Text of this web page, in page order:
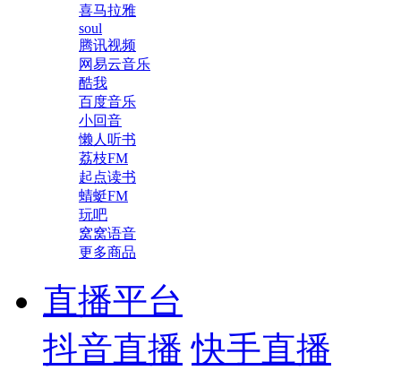
喜马拉雅
soul
腾讯视频
网易云音乐
酷我
百度音乐
小回音
懒人听书
荔枝FM
起点读书
蜻蜓FM
玩吧
窝窝语音
更多商品
直播平台
抖音直播 快手直播